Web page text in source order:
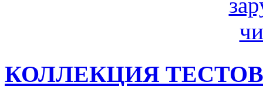
КОЛЛЕКЦИЯ ТЕСТОВ